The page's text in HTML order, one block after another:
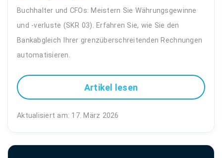
Buchhalter und CFOs: Meistern Sie Währungsgewinne
und -verluste (SKR 03). Erfahren Sie, wie Sie den
Bankabgleich Ihrer grenzüberschreitenden Rechnungen
automatisieren.
Artikel lesen
Aktualisiert am: 17. März 2026